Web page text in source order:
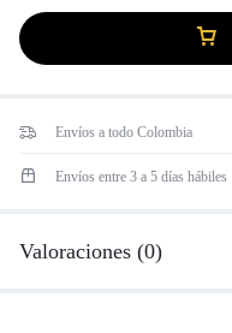
Envíos a todo Colombia
Envíos entre 3 a 5 días hábiles
Valoraciones (0)